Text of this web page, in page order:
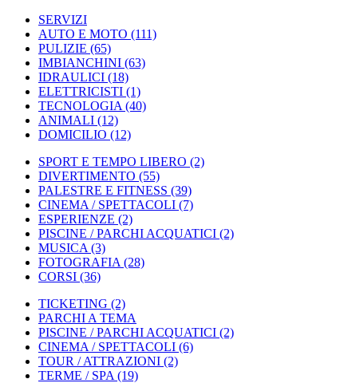
SERVIZI
AUTO E MOTO (111)
PULIZIE (65)
IMBIANCHINI (63)
IDRAULICI (18)
ELETTRICISTI (1)
TECNOLOGIA (40)
ANIMALI (12)
DOMICILIO (12)
SPORT E TEMPO LIBERO (2)
DIVERTIMENTO (55)
PALESTRE E FITNESS (39)
CINEMA / SPETTACOLI (7)
ESPERIENZE (2)
PISCINE / PARCHI ACQUATICI (2)
MUSICA (3)
FOTOGRAFIA (28)
CORSI (36)
TICKETING (2)
PARCHI A TEMA
PISCINE / PARCHI ACQUATICI (2)
CINEMA / SPETTACOLI (6)
TOUR / ATTRAZIONI (2)
TERME / SPA (19)